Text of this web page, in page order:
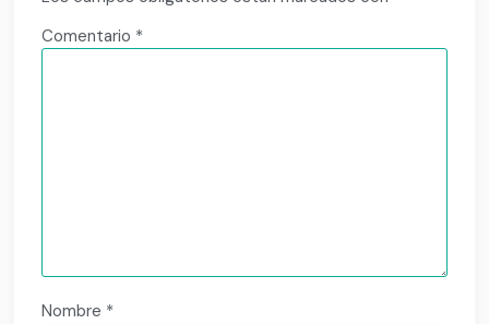
Comentario *
Nombre *